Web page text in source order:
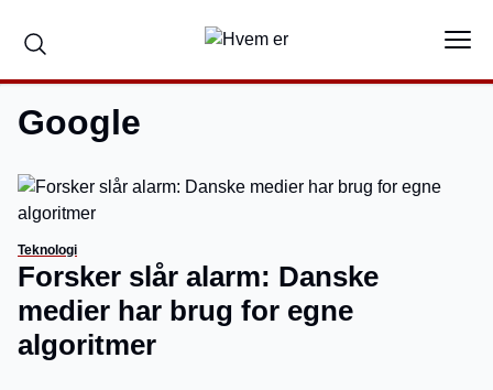
Google
Teknologi
Forsker slår alarm: Danske
medier har brug for egne
algoritmer